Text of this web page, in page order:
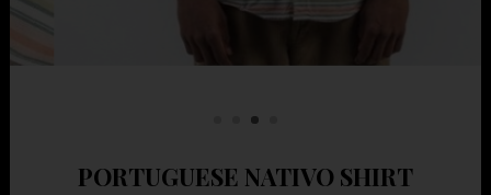
PORTUGUESE NATIVO SHIRT